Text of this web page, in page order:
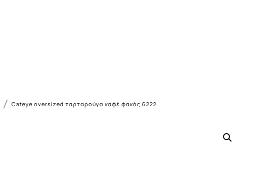
/ Cateye oversized ταρταρούγα καφέ φακός 6222